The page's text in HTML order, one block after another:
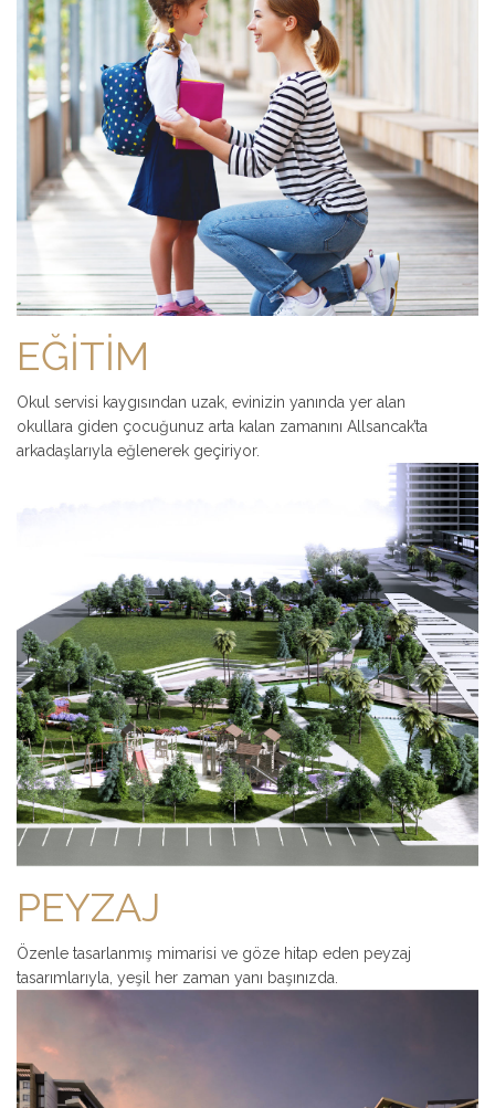
EĞİTİM
Okul servisi kaygısından uzak, evinizin yanında yer alan
okullara giden çocuğunuz arta kalan zamanını Allsancak’ta
arkadaşlarıyla eğlenerek geçiriyor.
PEYZAJ
Özenle tasarlanmış mimarisi ve göze hitap eden peyzaj
tasarımlarıyla, yeşil her zaman yanı başınızda.